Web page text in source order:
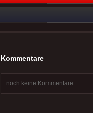
Kommentare
noch keine Kommentare